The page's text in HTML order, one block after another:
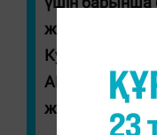
жатырмыз.
Кубаға
АҚШ енгізген
жалғаспайды